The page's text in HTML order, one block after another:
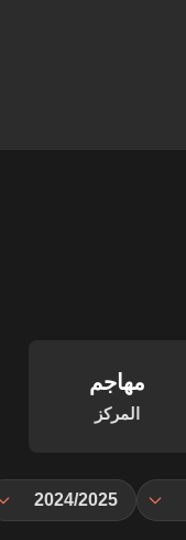
مهاجم
المركز
2024/2025